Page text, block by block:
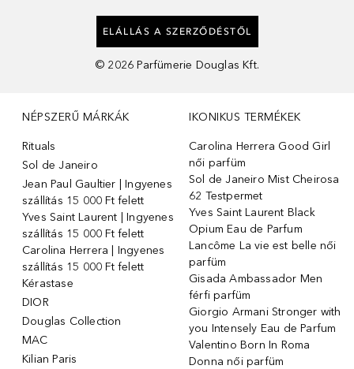
ELÁLLÁS A SZERZŐDÉSTŐL
© 2026 Parfümerie Douglas Kft.
NÉPSZERŰ MÁRKÁK
Rituals
Sol de Janeiro
Jean Paul Gaultier | Ingyenes
szállítás 15 000 Ft felett
Yves Saint Laurent | Ingyenes
szállítás 15 000 Ft felett
Carolina Herrera | Ingyenes
szállítás 15 000 Ft felett
Kérastase
DIOR
Douglas Collection
MAC
Kilian Paris
IKONIKUS TERMÉKEK
Carolina Herrera Good Girl
női parfüm
Sol de Janeiro Mist Cheirosa
62 Testpermet
Yves Saint Laurent Black
Opium Eau de Parfum
Lancôme La vie est belle női
parfüm
Gisada Ambassador Men
férfi parfüm
Giorgio Armani Stronger with
you Intensely Eau de Parfum
Valentino Born In Roma
Donna női parfüm